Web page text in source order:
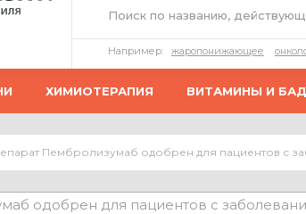
Например: жаропонижающее
ХИМИОТЕРАПИЯ ВИТАМИНЫ И БАД
Пембролизумаб одобрен для пациентов с